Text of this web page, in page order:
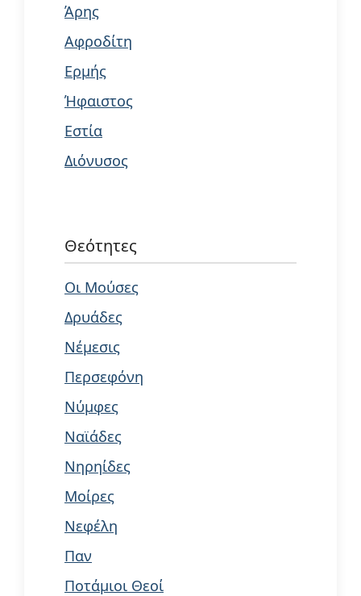
Άρης
Αφροδίτη
Ερμής
Ήφαιστος
Εστία
Διόνυσος
Θεότητες
Οι Μούσες
Δρυάδες
Νέμεσις
Περσεφόνη
Νύμφες
Ναϊάδες
Νηρηίδες
Μοίρες
Νεφέλη
Παν
Ποτάμιοι Θεοί